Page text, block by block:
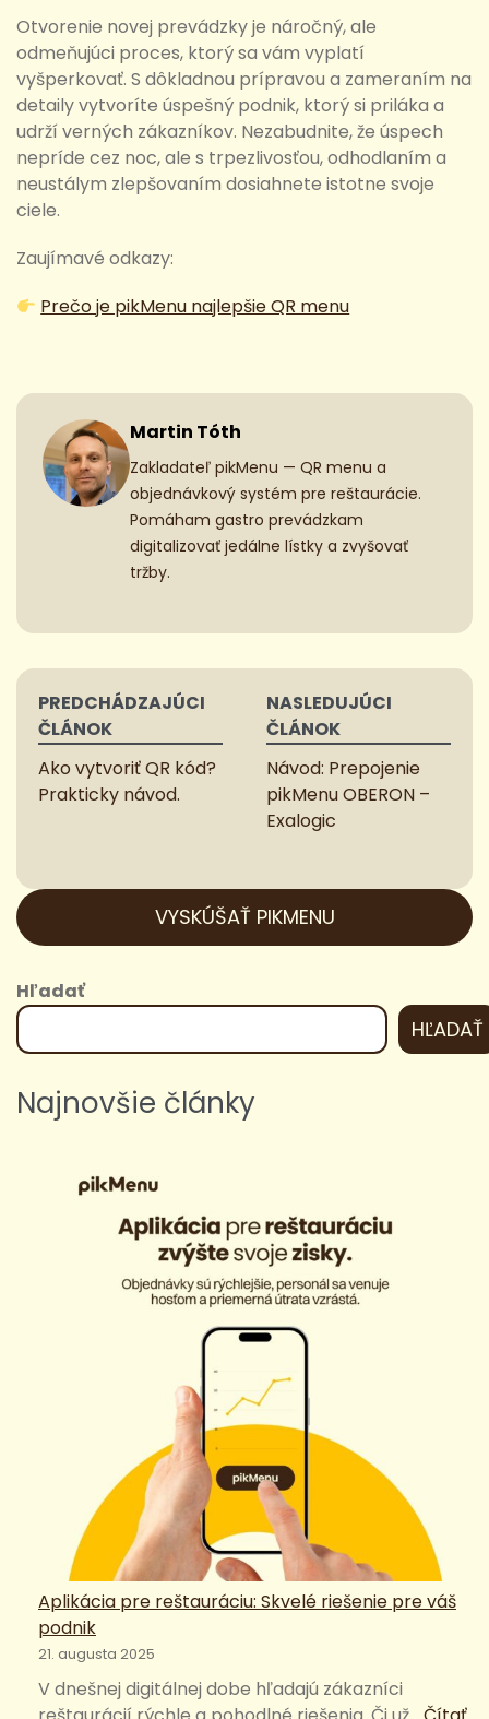
Otvorenie novej prevádzky je náročný, ale
odmeňujúci proces, ktorý sa vám vyplatí
vyšperkovať. S dôkladnou prípravou a zameraním na
detaily vytvoríte úspešný podnik, ktorý si priláka a
udrží verných zákazníkov. Nezabudnite, že úspech
nepríde cez noc, ale s trpezlivosťou, odhodlaním a
neustálym zlepšovaním dosiahnete istotne svoje
ciele.
Zaujímavé odkazy:
Prečo je pikMenu najlepšie QR menu
Martin Tóth
Zakladateľ pikMenu — QR menu a
objednávkový systém pre reštaurácie.
Pomáham gastro prevádzkam
digitalizovať jedálne lístky a zvyšovať
tržby.
Post
navigation
PREDCHÁDZAJÚCI
ČLÁNOK
Ako vytvoriť QR kód?
Prakticky návod.
NASLEDUJÚCI
ČLÁNOK
Návod: Prepojenie
pikMenu OBERON –
Exalogic
VYSKÚŠAŤ PIKMENU
Hľadať
HĽADAŤ
Najnovšie články
Aplikácia pre reštauráciu: Skvelé riešenie pre váš
podnik
21. augusta 2025
V dnešnej digitálnej dobe hľadajú zákazníci